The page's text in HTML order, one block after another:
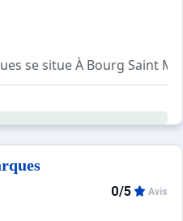
se situe À Bourg Saint
ascenseur, cet
sur place : un
0/5 Avis